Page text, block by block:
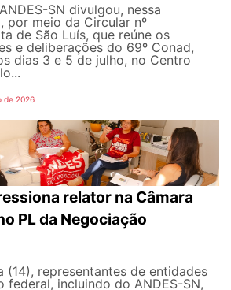
SN divulgou, nessa
por meio da Circular nº
de São Luís, que reúne os
e deliberações do 69º Conad,
dias 3 e 5 de julho, no Centro
de 2026
relator na Câmara
PL da Negociação
(14), representantes de entidades
federal, incluindo do ANDES-SN,